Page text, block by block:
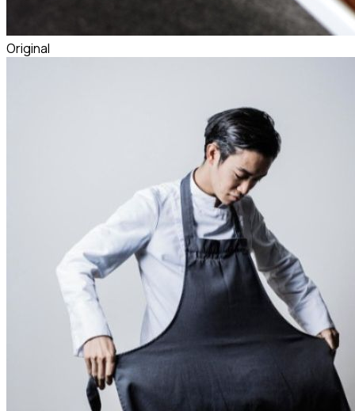
Original